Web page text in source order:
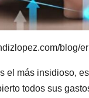
blog/
el más insidioso,
todos sus